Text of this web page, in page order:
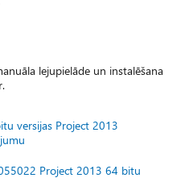
lejupielāde un instalēšana
versijas Project 2013
Project 2013 64 bitu